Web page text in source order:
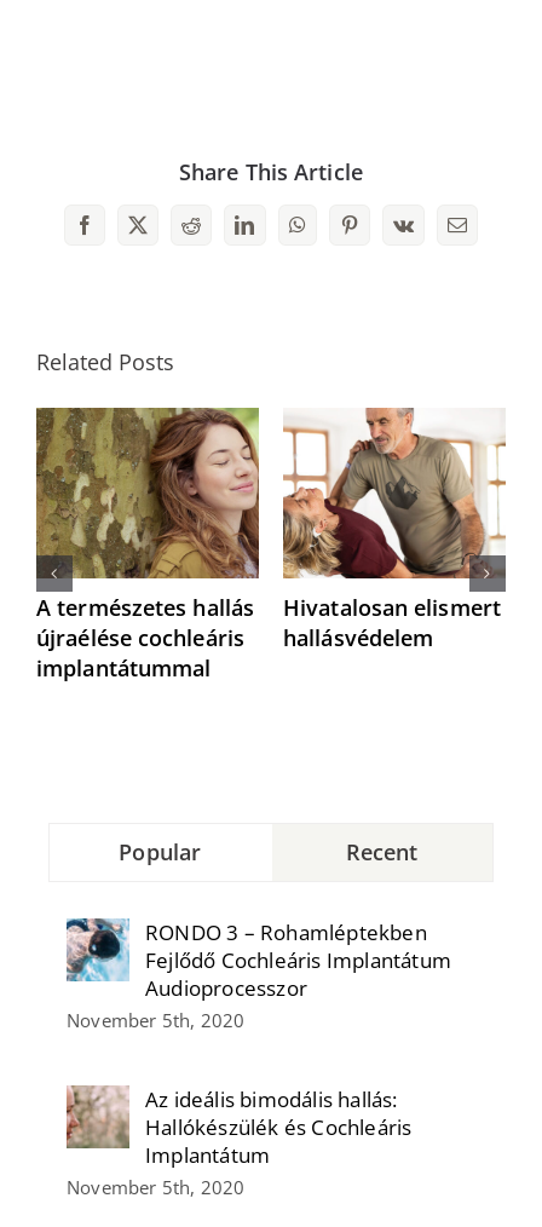
Share This Article
Facebook
X RedditLinkedInWhatsAppPinterest
Vk Email
Related Posts
A természetes hallás
újraélése cochleáris
implantátummal
Hivatalosan elismert
hallásvédelem
Popular Recent
RONDO 3 – Rohamléptekben
Fejlődő Cochleáris Implantátum
Audioprocesszor
November 5th, 2020
Az ideális bimodális hallás:
Hallókészülék és Cochleáris
Implantátum
November 5th, 2020